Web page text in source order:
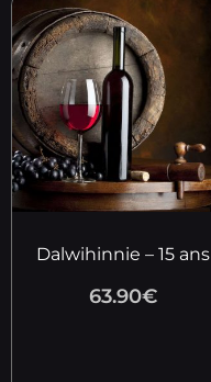
Dalwihinnie – 15 ans
63.90€